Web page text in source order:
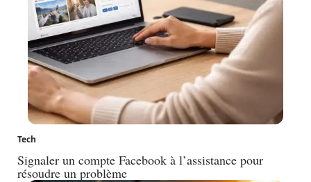
Tech
Signaler un compte Facebook à l’assistance pour
résoudre un problème